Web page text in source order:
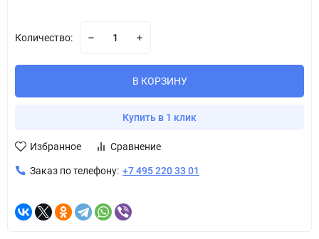
Количество:
В КОРЗИНУ
Купить в 1 клик
Избранное Сравнение
Заказ по телефону: +7 495 220 33 01